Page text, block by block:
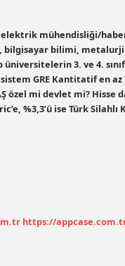
mühendisliği/
bilimi,
3. ve 4.
GRE Kantitatif en
mi devlet mi? Hisse
%3,3’ü ise Türk
https://